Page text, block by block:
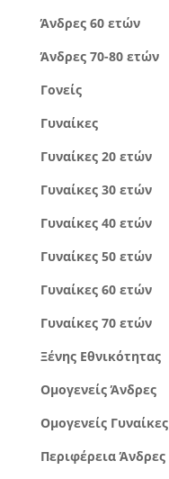
Άνδρες 60 ετών
Άνδρες 70-80 ετών
Γονείς
Γυναίκες
Γυναίκες 20 ετών
Γυναίκες 30 ετών
Γυναίκες 40 ετών
Γυναίκες 50 ετών
Γυναίκες 60 ετών
Γυναίκες 70 ετών
Ξένης Εθνικότητας
Ομογενείς Άνδρες
Ομογενείς Γυναίκες
Περιφέρεια Άνδρες